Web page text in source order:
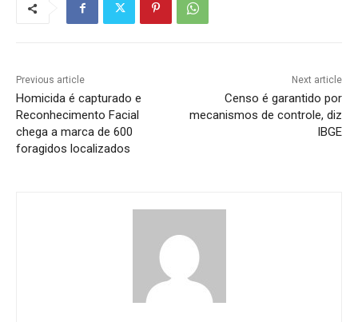
Previous article
Homicida é capturado e
Reconhecimento Facial
chega a marca de 600
foragidos localizados
Next article
Censo é garantido por
mecanismos de controle, diz
IBGE